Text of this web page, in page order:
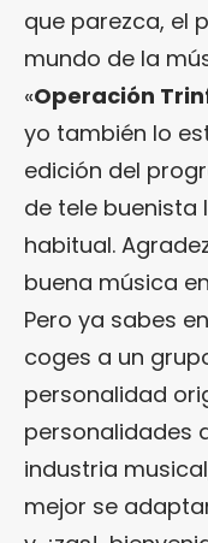
que parezca, el
mundo de la
«Operación
yo también lo
edición del
de tele buenista
habitual.
buena música
Pero ya sabes
coges a un
personalidad
personalidades
industria
mejor se